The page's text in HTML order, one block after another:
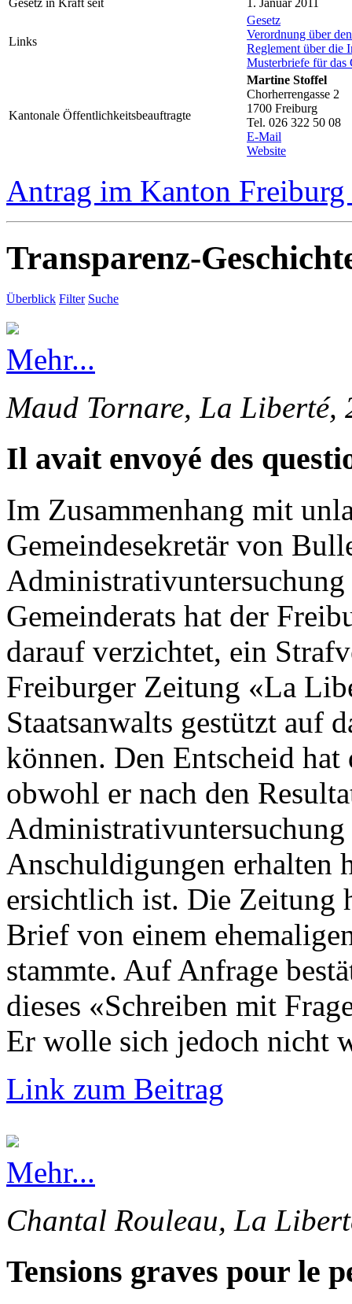
Links
Gesetz
Verordnung über
Reglement über die
Musterbriefe für das
Kantonale Öffentlichkeitsbeauftragte
Martine Stoffel
Chorherrengasse 2
1700 Freiburg
Tel. 026 322 50 08
E-Mail
Website
Antrag im Kanton Freiburg
Transparenz-
Überblick Filter Suche
Mehr...
Maud Tornare, La Liberté,
Il avait envoyé des
Im Zusammenhang mit
Gemeindesekretär von
Administrativuntersuchung
Gemeinderats hat der
darauf verzichtet, ein
Freiburger Zeitung «La
Staatsanwalts gestützt auf
können. Den Entscheid
obwohl er nach den
Anschuldigungen erhalten
ersichtlich ist. Die Zeitung
Brief von einem
stammte. Auf Anfrage
dieses «Schreiben mit
Er wolle sich jedoch nicht
Link zum Beitrag
Mehr...
Chantal Rouleau, La
Tensions graves pour le